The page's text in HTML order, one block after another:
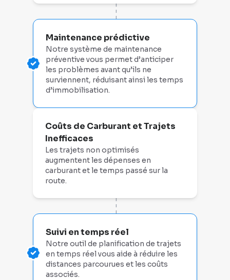
- - - - -
Maintenance prédictive
Notre système de maintenance
préventive vous permet d’anticiper
les problèmes avant qu’ils ne
surviennent, réduisant ainsi les temps
d’immobilisation.
Coûts de Carburant et Trajets
Inefficaces
Les trajets non optimisés
augmentent les dépenses en
carburant et le temps passé sur la
route.
- - - - -
Suivi en temps réel
Notre outil de planification de trajets
en temps réel vous aide à réduire les
distances parcourues et les coûts
associés.